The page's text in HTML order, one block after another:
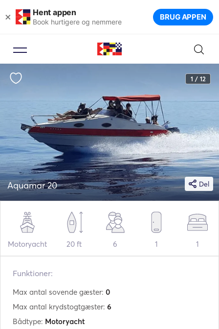
× Hent appen
Book hurtigere og nemmere BRUG APPEN
1 / 12
Del
Aquamar 20
Motoryacht 20 ft 6 1 1
Funktioner:
Max antal sovende gæster: 0
Max antal krydstogtgæster: 6
Bådtype: Motoryacht